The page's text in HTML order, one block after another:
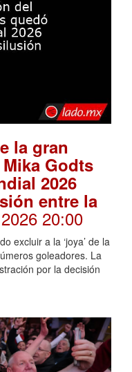
la gran
Godts
2026
entre la
20:00
excluir a la ‘joya’ de la
goleadores. La
por la decisión